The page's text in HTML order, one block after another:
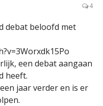
4
debat beloofd met
een debat aangaan
heeft.
jaar verder en is er